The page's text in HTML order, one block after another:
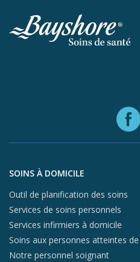
Aller au contenu du pied de page
SOINS À DOMICILE
Outil de planification des soins
Services de soins personnels
Services infirmiers à domicile
Soins aux personnes atteintes
Notre personnel soignant